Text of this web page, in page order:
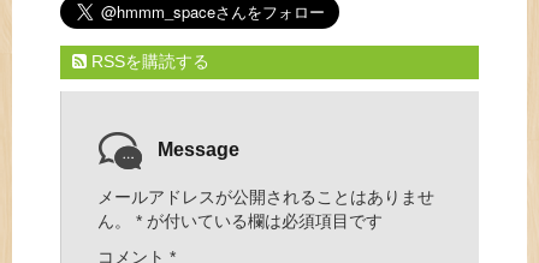
RSSを購読する
Message
メールアドレスが公開されることはありませ
ん。
* が付いている欄は必須項目です
コメント *